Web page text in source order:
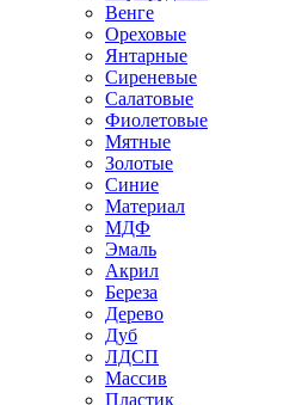
Венге
Ореховые
Янтарные
Сиреневые
Салатовые
Фиолетовые
Мятные
Золотые
Синие
Материал
МДФ
Эмаль
Акрил
Береза
Дерево
Дуб
ЛДСП
Массив
Пластик